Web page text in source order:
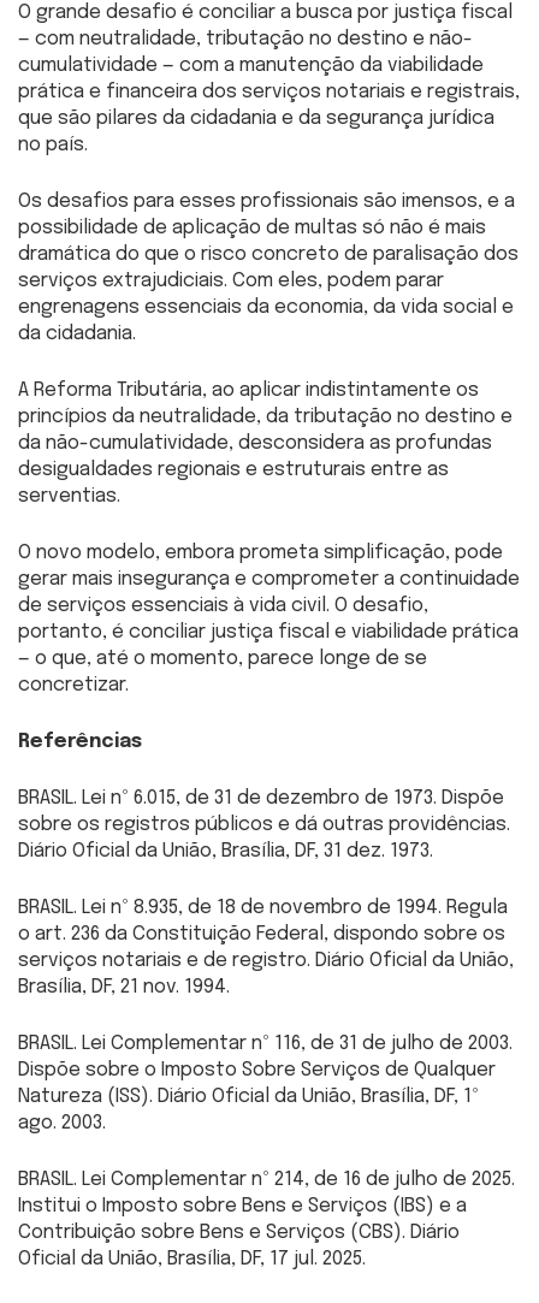
O grande desafio é conciliar a busca por justiça fiscal
— com neutralidade, tributação no destino e não-
cumulatividade — com a manutenção da viabilidade
prática e financeira dos serviços notariais e registrais,
que são pilares da cidadania e da segurança jurídica
no país.
Os desafios para esses profissionais são imensos, e a
possibilidade de aplicação de multas só não é mais
dramática do que o risco concreto de paralisação dos
serviços extrajudiciais. Com eles, podem parar
engrenagens essenciais da economia, da vida social e
da cidadania.
A Reforma Tributária, ao aplicar indistintamente os
princípios da neutralidade, da tributação no destino e
da não-cumulatividade, desconsidera as profundas
desigualdades regionais e estruturais entre as
serventias.
O novo modelo, embora prometa simplificação, pode
gerar mais insegurança e comprometer a continuidade
de serviços essenciais à vida civil. O desafio,
portanto, é conciliar justiça fiscal e viabilidade prática
— o que, até o momento, parece longe de se
concretizar.
Referências
BRASIL. Lei nº 6.015, de 31 de dezembro de 1973. Dispõe
sobre os registros públicos e dá outras providências.
Diário Oficial da União, Brasília, DF, 31 dez. 1973.
BRASIL. Lei nº 8.935, de 18 de novembro de 1994. Regula
o art. 236 da Constituição Federal, dispondo sobre os
serviços notariais e de registro. Diário Oficial da União,
Brasília, DF, 21 nov. 1994.
BRASIL. Lei Complementar nº 116, de 31 de julho de 2003.
Dispõe sobre o Imposto Sobre Serviços de Qualquer
Natureza (ISS). Diário Oficial da União, Brasília, DF, 1º
ago. 2003.
BRASIL. Lei Complementar nº 214, de 16 de julho de 2025.
Institui o Imposto sobre Bens e Serviços (IBS) e a
Contribuição sobre Bens e Serviços (CBS). Diário
Oficial da União, Brasília, DF, 17 jul. 2025.